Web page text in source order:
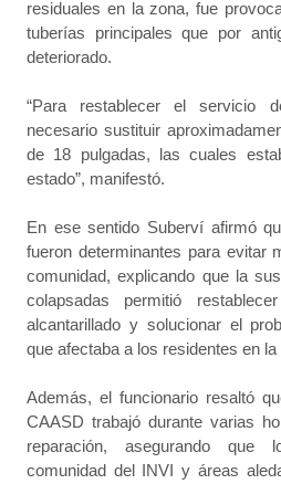
residuales en la zona, fue
tuberías principales que por
deteriorado.
“Para restablecer el servicio
necesario sustituir
de 18 pulgadas, las cuales
estado”, manifestó.
En ese sentido Suberví afirmó
fueron determinantes para evitar
comunidad, explicando que la
colapsadas permitió
alcantarillado y solucionar el
que afectaba a los residentes en la
Además, el funcionario resaltó
CAASD trabajó durante varias
reparación, asegurando
comunidad del INVI y áreas